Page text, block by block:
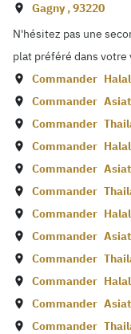
Gagny,93220
N'hésitez pas une
plat préféré dans votre
Commander
Commander
Commander
Commander
Commander
Commander
Commander
Commander
Commander
Commander
Commander
Commander